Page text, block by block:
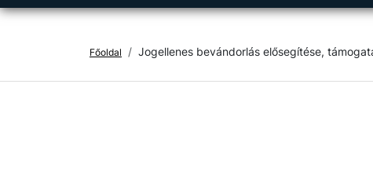
Főoldal Jogellenes bevándorlás elősegítése,